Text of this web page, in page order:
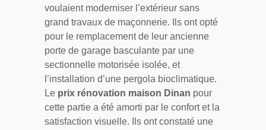
voulaient moderniser l’extérieur sans
grand travaux de maçonnerie. Ils ont opté
pour le remplacement de leur ancienne
porte de garage basculante par une
sectionnelle motorisée isolée, et
l’installation d’une pergola bioclimatique.
Le prix rénovation maison Dinan pour
cette partie a été amorti par le confort et la
satisfaction visuelle. Ils ont constaté une